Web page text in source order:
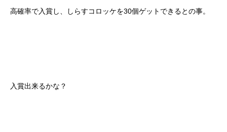
高確率で入賞し、しらすコロッケを30個ゲットできるとの事。
入賞出来るかな？